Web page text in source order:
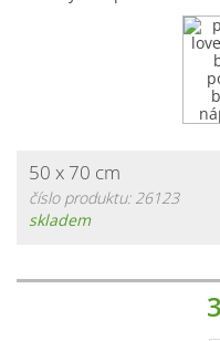
50 x 70 cm
číslo produktu: 26123
skladem